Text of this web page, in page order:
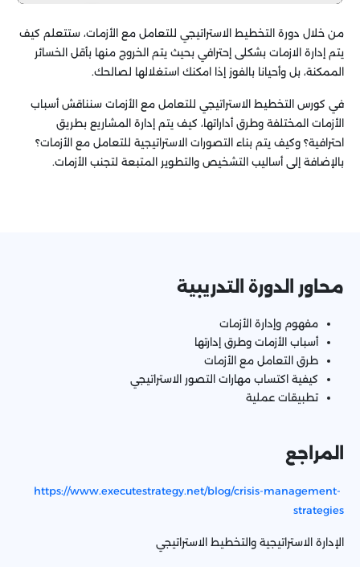
من خلال دورة التخطيط الاستراتيجي للتعامل مع الأزمات، ستتعلم كيف
يتم إدارة الازمات بشكلى إحترافي بحيث يتم الخروج منها بأقل الخسائر
الممكنة، بل وأحيانا بالفوز إذا امكنك استغلالها لصالحك.
في كورس التخطيط الاستراتيجي للتعامل مع الأزمات سنناقش أسباب
الأزمات المختلفة وطرق أداراتها، كيف يتم إدارة المشاريع بطريق
احترافية؟ وكيف يتم بناء التصورات الاستراتيجية للتعامل مع الأزمات؟
بالإضافة إلى أساليب التشخيص والتطوير المتبعة لتجنب الأزمات.
محاور الدورة التدريبية
مفهوم وإدارة الأزمات
أسباب الأزمات وطرق إدارتها
طرق التعامل مع الأزمات
كيفية اكتساب مهارات التصور الاستراتيجي
تطبيقات عملية
المراجع
https://www.executestrategy.net/blog/crisis-management-
strategies
الإدارة الاستراتيجية والتخطيط الاستراتيجي